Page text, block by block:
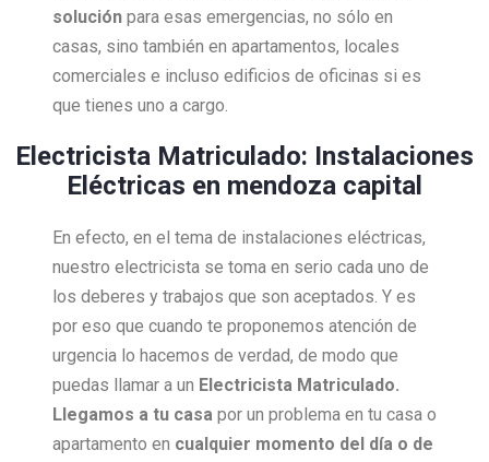
solución para esas emergencias, no sólo en
casas, sino también en apartamentos, locales
comerciales e incluso edificios de oficinas si es
que tienes uno a cargo.
Electricista Matriculado: Instalaciones
Eléctricas en mendoza capital
En efecto, en el tema de instalaciones eléctricas,
nuestro electricista se toma en serio cada uno de
los deberes y trabajos que son aceptados. Y es
por eso que cuando te proponemos atención de
urgencia lo hacemos de verdad, de modo que
puedas llamar a un Electricista Matriculado.
Llegamos a tu casa por un problema en tu casa o
apartamento en cualquier momento del día o de